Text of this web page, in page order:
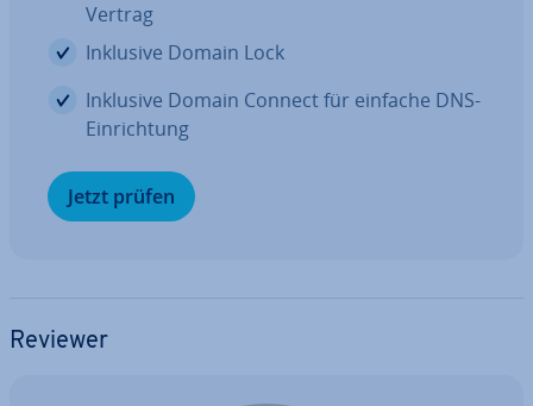
Vertrag
Inklusive Domain Lock
Inklusive Domain Connect für einfache DNS-
Ein­rich­tung
Jetzt prüfen
Reviewer